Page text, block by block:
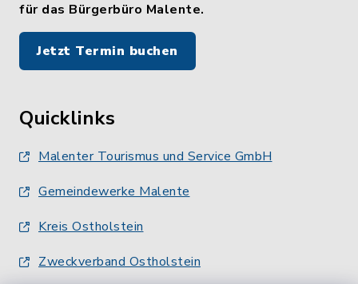
für das Bürgerbüro Malente.
Jetzt Termin buchen
Quicklinks
Malenter Tourismus und Service GmbH
Gemeindewerke Malente
Kreis Ostholstein
Zweckverband Ostholstein